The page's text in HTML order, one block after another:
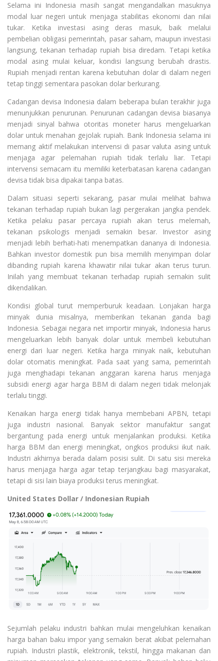
Selama ini Indonesia masih sangat mengandalkan masuknya
modal luar negeri untuk menjaga stabilitas ekonomi dan nilai
tukar. Ketika investasi asing deras masuk, baik melalui
pembelian obligasi pemerintah, pasar saham, maupun investasi
langsung, tekanan terhadap rupiah bisa diredam. Tetapi ketika
modal asing mulai keluar, kondisi langsung berubah drastis.
Rupiah menjadi rentan karena kebutuhan dolar di dalam negeri
tetap tinggi sementara pasokan dolar berkurang.
Cadangan devisa Indonesia dalam beberapa bulan terakhir juga
menunjukkan penurunan. Penurunan cadangan devisa biasanya
menjadi sinyal bahwa otoritas moneter harus mengeluarkan
dolar untuk menahan gejolak rupiah. Bank Indonesia selama ini
memang aktif melakukan intervensi di pasar valuta asing untuk
menjaga agar pelemahan rupiah tidak terlalu liar. Tetapi
intervensi semacam itu memiliki keterbatasan karena cadangan
devisa tidak bisa dipakai tanpa batas.
Dalam situasi seperti sekarang, pasar mulai melihat bahwa
tekanan terhadap rupiah bukan lagi pergerakan jangka pendek.
Ketika pelaku pasar percaya rupiah akan terus melemah,
tekanan psikologis menjadi semakin besar. Investor asing
menjadi lebih berhati-hati menempatkan dananya di Indonesia.
Bahkan investor domestik pun bisa memilih menyimpan dolar
dibanding rupiah karena khawatir nilai tukar akan terus turun.
Inilah yang membuat tekanan terhadap rupiah semakin sulit
dikendalikan.
Kondisi global turut memperburuk keadaan. Lonjakan harga
minyak dunia misalnya, memberikan tekanan ganda bagi
Indonesia. Sebagai negara net importir minyak, Indonesia harus
mengeluarkan lebih banyak dolar untuk membeli kebutuhan
energi dari luar negeri. Ketika harga minyak naik, kebutuhan
dolar otomatis meningkat. Pada saat yang sama, pemerintah
juga menghadapi tekanan anggaran karena harus menjaga
subsidi energi agar harga BBM di dalam negeri tidak melonjak
terlalu tinggi.
Kenaikan harga energi tidak hanya membebani APBN, tetapi
juga industri nasional. Banyak sektor manufaktur sangat
bergantung pada energi untuk menjalankan produksi. Ketika
harga BBM dan energi meningkat, ongkos produksi ikut naik.
Industri akhirnya berada dalam posisi sulit. Di satu sisi mereka
harus menjaga harga agar tetap terjangkau bagi masyarakat,
tetapi di sisi lain biaya produksi terus meningkat.
United States Dollar / Indonesian Rupiah
Sejumlah pelaku industri bahkan mulai mengeluhkan kenaikan
harga bahan baku impor yang semakin berat akibat pelemahan
rupiah. Industri plastik, elektronik, tekstil, hingga makanan dan